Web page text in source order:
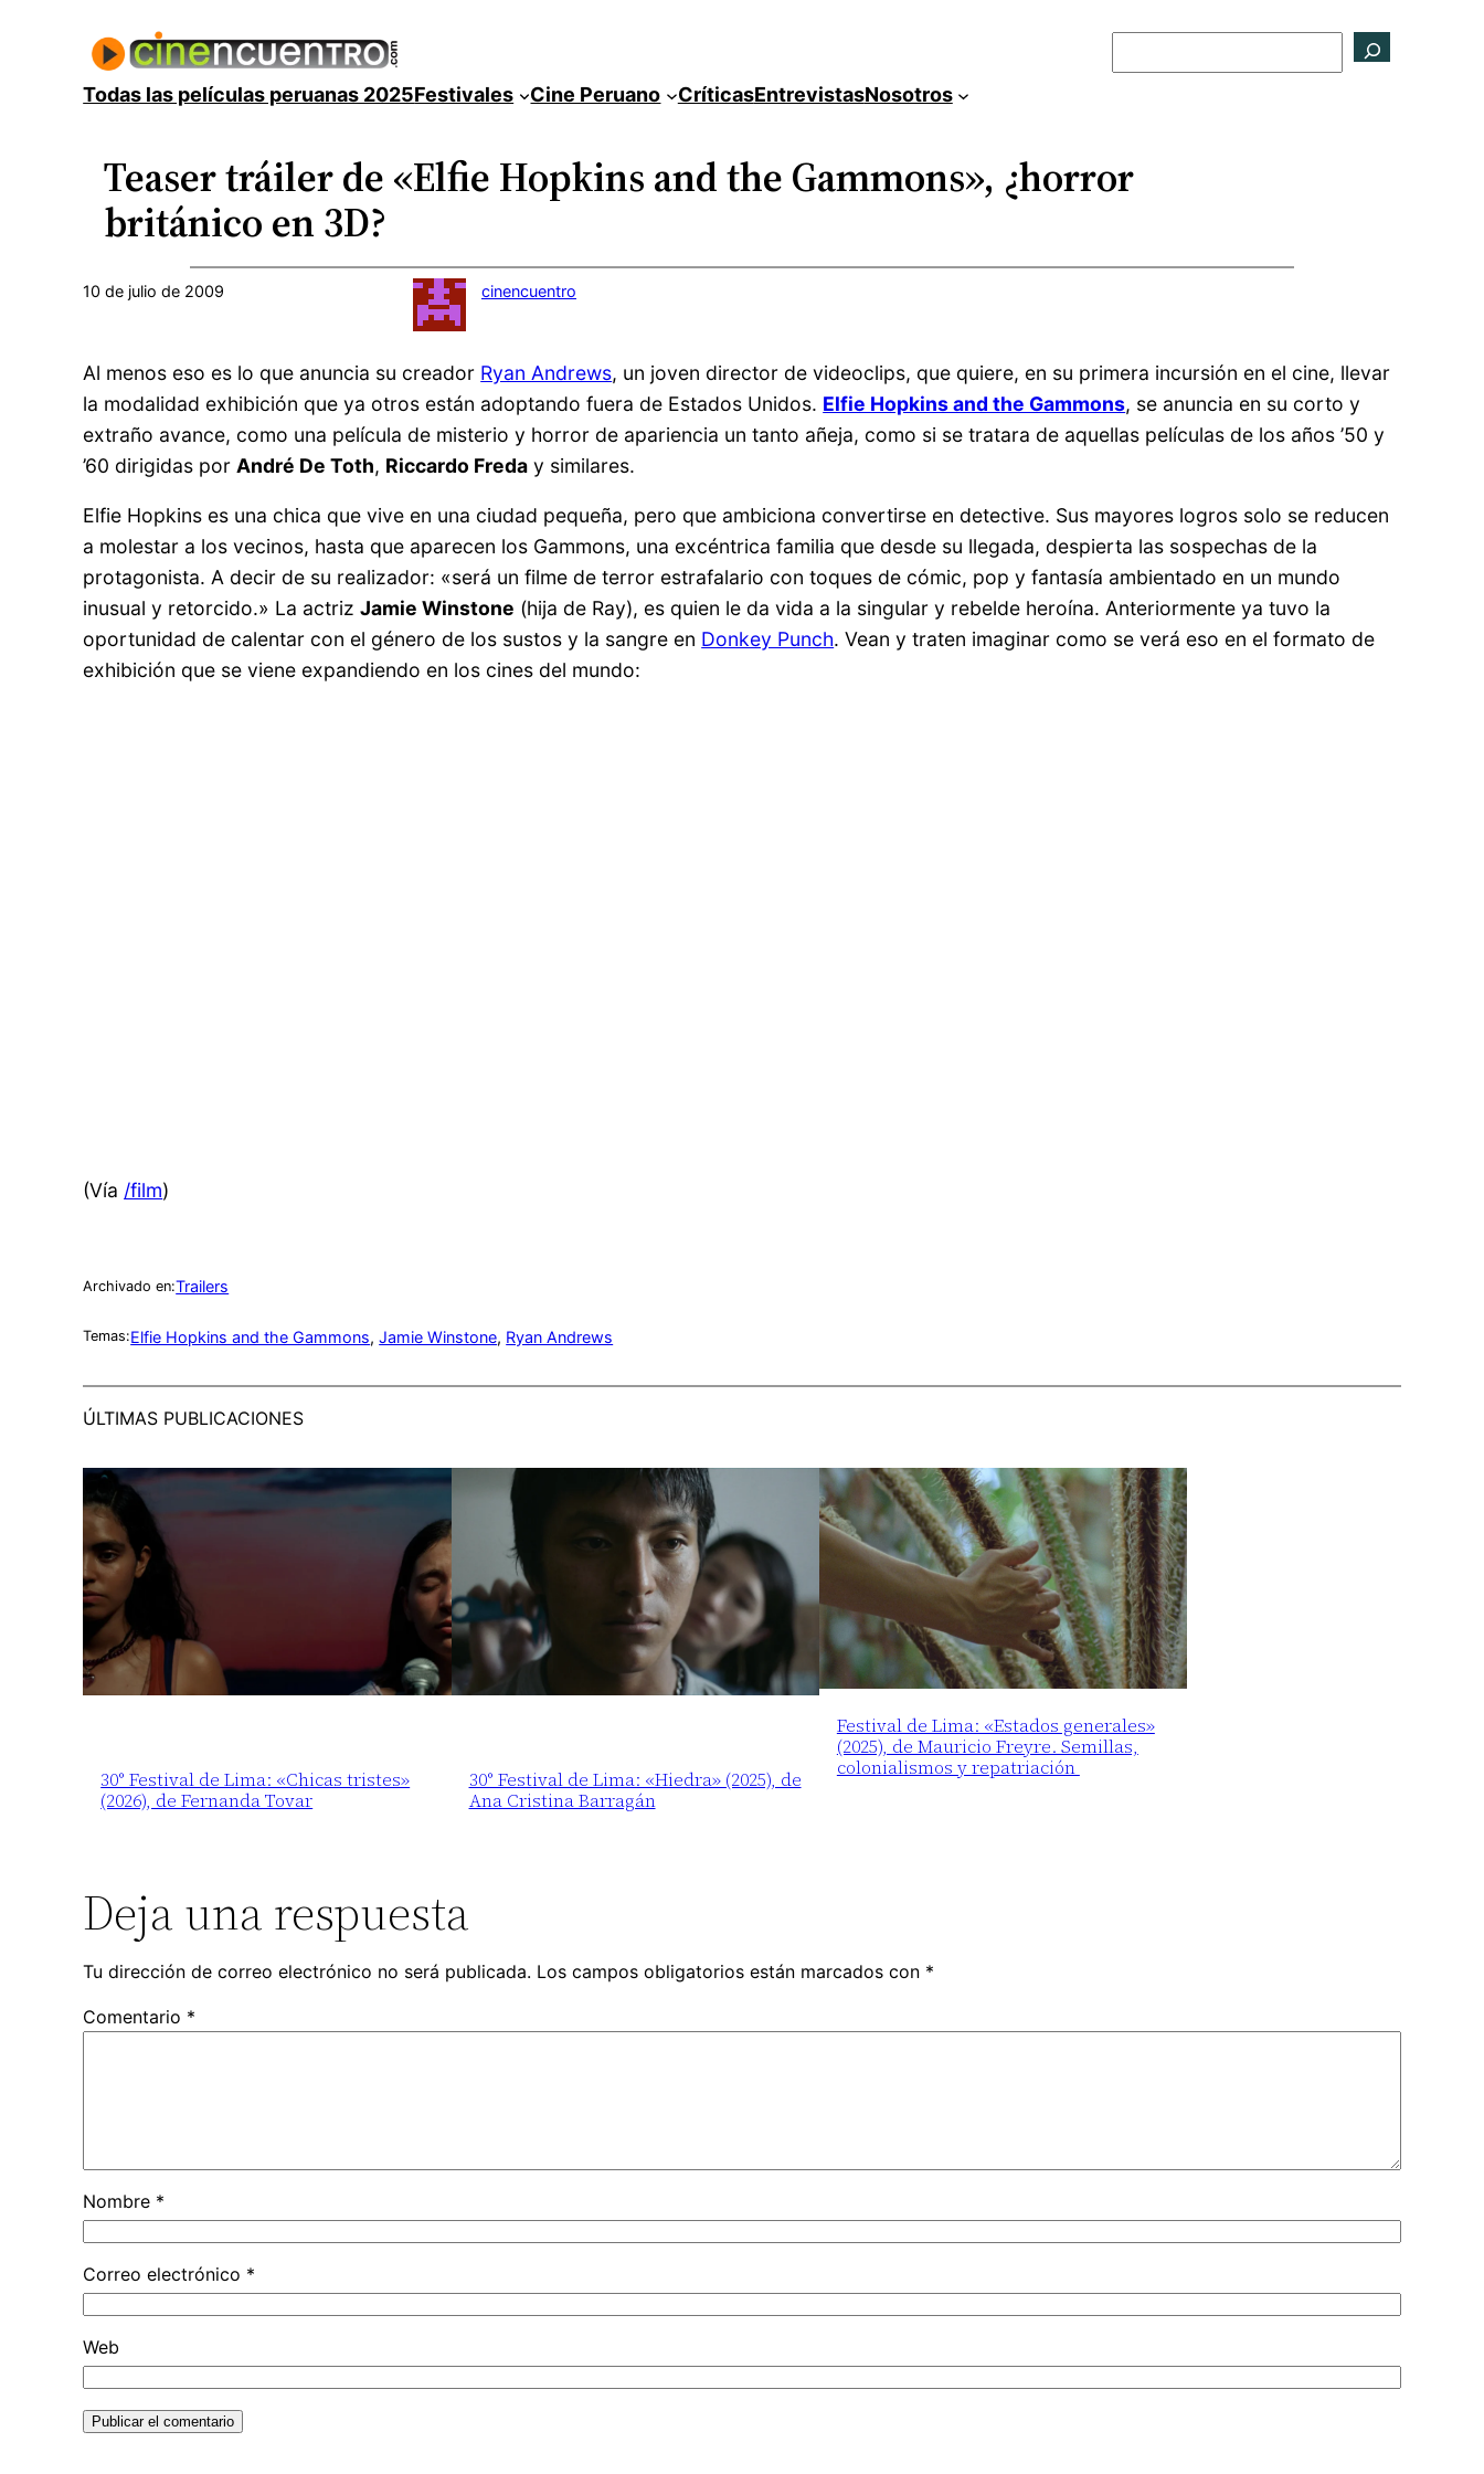
contenidoTodas las películas peruanas 2025Festivales Cine Peruano CríticasEntrevistasNosotros
Teaser tráiler de «Elfie Hopkins and the Gammons», ¿horror
británico en 3D?
10 de julio de 2009 cinencuentro
Al menos eso es lo que anuncia su creador Ryan Andrews, un joven director de videoclips, que quiere, en su primera incursión en el cine, llevar
la modalidad exhibición que ya otros están adoptando fuera de Estados Unidos. Elfie Hopkins and the Gammons, se anuncia en su corto y
extraño avance, como una película de misterio y horror de apariencia un tanto añeja, como si se tratara de aquellas películas de los años ’50 y
’60 dirigidas por André De Toth, Riccardo Freda y similares.
Elfie Hopkins es una chica que vive en una ciudad pequeña, pero que ambiciona convertirse en detective. Sus mayores logros solo se reducen
a molestar a los vecinos, hasta que aparecen los Gammons, una excéntrica familia que desde su llegada, despierta las sospechas de la
protagonista. A decir de su realizador: «será un filme de terror estrafalario con toques de cómic, pop y fantasía ambientado en un mundo
inusual y retorcido.» La actrizJamie Winstone (hija de Ray), es quien le da vida a la singular y rebelde heroína. Anteriormente ya tuvo la
oportunidad de calentar con el género de los sustos y la sangre en Donkey Punch. Vean y traten imaginar como se verá eso en el formato de
exhibición que se viene expandiendo en los cines del mundo:
(Vía /film)
Archivado en:Trailers
Temas:Elfie Hopkins and the Gammons, Jamie Winstone, Ryan Andrews
ÚLTIMAS PUBLICACIONES
30° Festival de Lima: «Chicas tristes»
(2026), de Fernanda Tovar
30° Festival de Lima: «Hiedra» (2025), de
Ana Cristina Barragán
Festival de Lima: «Estados generales»
(2025), de Mauricio Freyre. Semillas,
colonialismos y repatriación
Deja una respuesta
Tu dirección de correo electrónico no será publicada. Los campos obligatorios están marcados con *
Comentario *
Nombre *
Correo electrónico *
Web